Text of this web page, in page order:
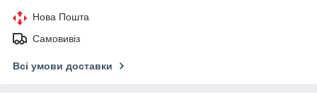
Нова Пошта
Самовивіз
Всі умови доставки